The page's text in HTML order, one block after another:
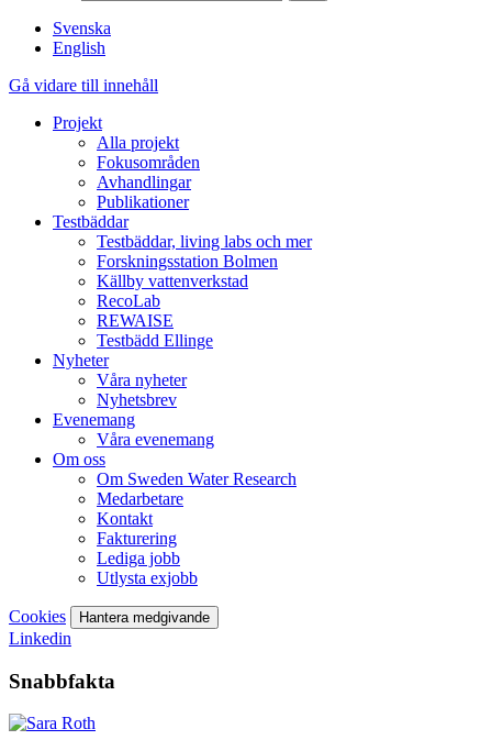
Svenska
English
Gå vidare till innehåll
Projekt
Alla projekt
Fokusområden
Avhandlingar
Publikationer
Testbäddar
Testbäddar, living labs och mer
Forskningsstation Bolmen
Källby vattenverkstad
RecoLab
REWAISE
Testbädd Ellinge
Nyheter
Våra nyheter
Nyhetsbrev
Evenemang
Våra evenemang
Om oss
Om Sweden Water Research
Medarbetare
Kontakt
Fakturering
Lediga jobb
Utlysta exjobb
Cookies Hantera medgivande
Linkedin
Snabbfakta